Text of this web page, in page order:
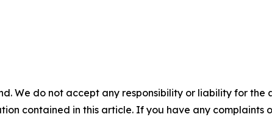
We do not accept any responsibility or liability for the
contained in this article. If you have any complaints